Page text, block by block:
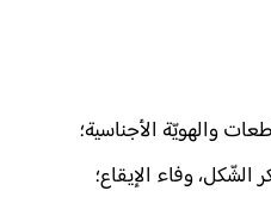
والهويّة الأجناسية؛